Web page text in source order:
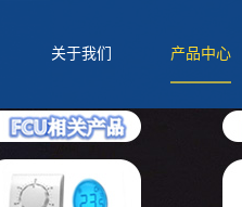
关于我们 产品中心